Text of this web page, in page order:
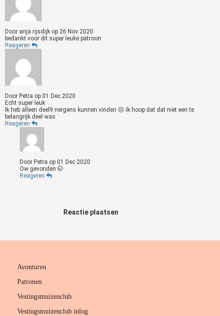
Door anja rijsdijk op 26 Nov 2020
bedankt voor dit super leuke patroon
Reageren
Door Petra op 01 Dec 2020
Echt super leuk
Ik heb alleen deel9 nergens kunnen vinden 😔 ik hoop dat dat niet een te
belangrijk deel was
Reageren
Door Petra op 01 Dec 2020
Ow gevonden 🤭
Reageren
Reactie plaatsen
Avonturen
Patronen
Vestingsmuizenclub
Vestingsmuizenclub inlog